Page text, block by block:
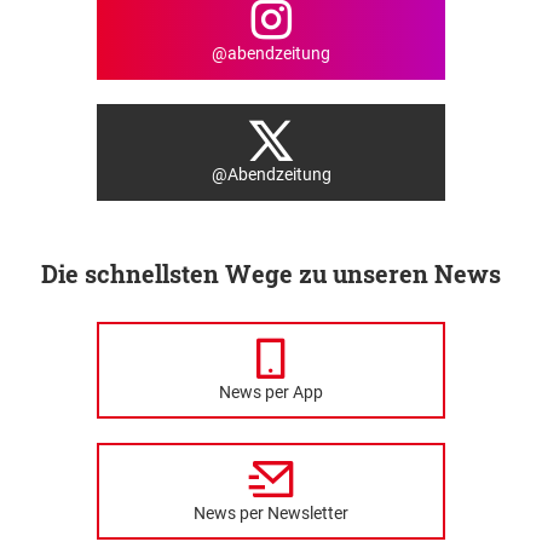
@abendzeitung
@Abendzeitung
Die schnellsten Wege zu unseren News
News per App
News per Newsletter